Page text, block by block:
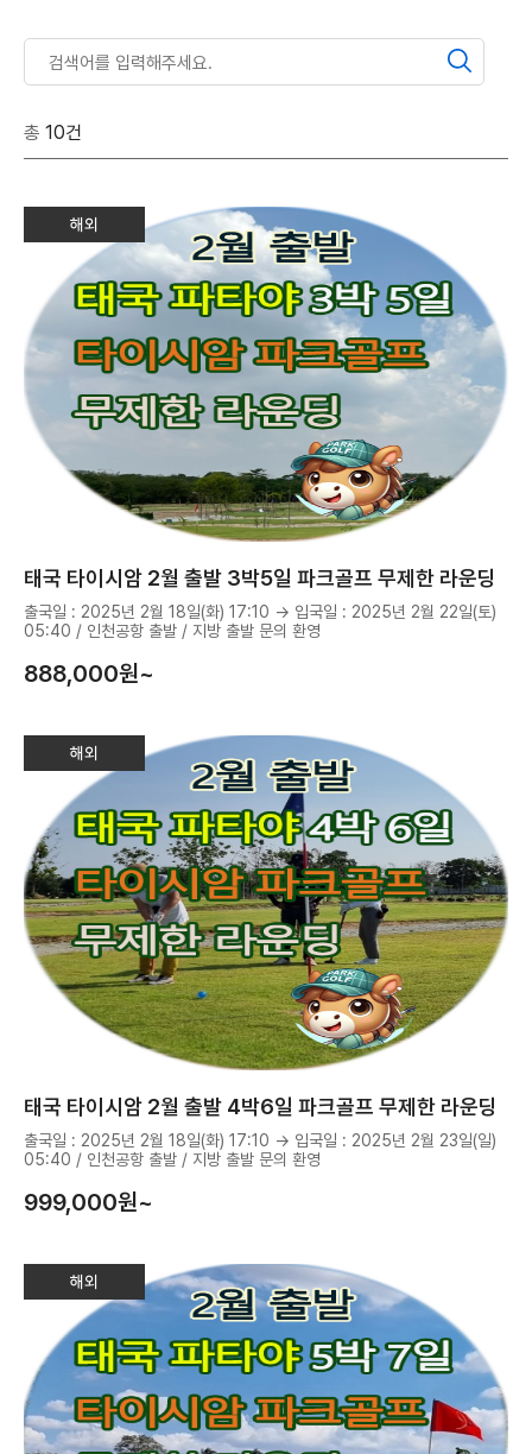
총 10건
해외
태국 타이시암 2월 출발 3박5일 파크골프 무제한 라운딩
출국일 : 2025년 2월 18일(화) 17:10 → 입국일 : 2025년 2월 22일(토)
05:40 / 인천공항 출발 / 지방 출발 문의 환영
888,000원~
해외
태국 타이시암 2월 출발 4박6일 파크골프 무제한 라운딩
출국일 : 2025년 2월 18일(화) 17:10 → 입국일 : 2025년 2월 23일(일)
05:40 / 인천공항 출발 / 지방 출발 문의 환영
999,000원~
해외